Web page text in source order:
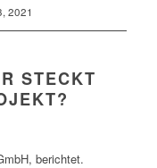
2021
STECKT
berichtet.